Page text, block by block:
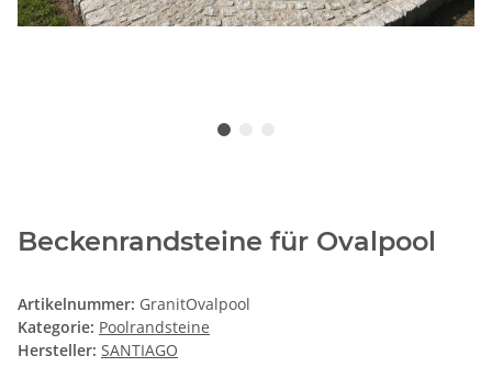
Beckenrandsteine für Ovalpool
Artikelnummer: GranitOvalpool
Kategorie: Poolrandsteine
Hersteller: SANTIAGO